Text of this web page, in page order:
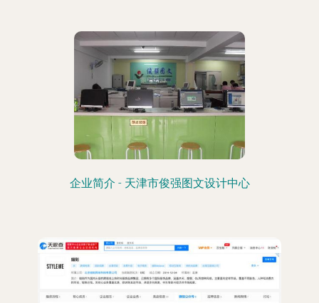
企业简介 - 天津市俊强图文设计中心